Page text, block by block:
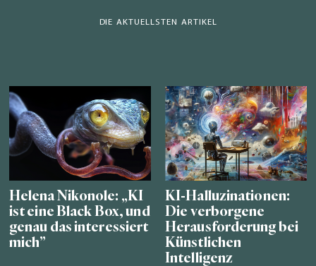
DIE AKTUELLSTEN ARTIKEL
Helena Nikonole: „KI
ist eine Black Box, und
genau das interessiert
mich”
KI-Halluzinationen:
Die verborgene
Herausforderung bei
Künstlichen
Intelligenz